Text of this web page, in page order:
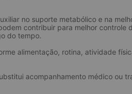
no suporte metabólico e na
contribuir para melhor
do tempo.
alimentação, rotina, atividade
acompanhamento médico ou